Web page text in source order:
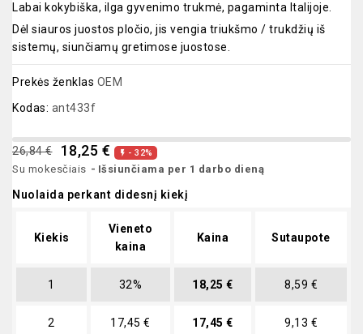
Labai kokybiška, ilga gyvenimo trukmė, pagaminta Italijoje.
Dėl siauros juostos pločio, jis vengia triukšmo / trukdžių iš
sistemų, siunčiamų gretimose juostose.
Prekės ženklas OEM
Kodas: ant433f
26,84 € 18,25 €  - 32%
Su mokesčiais Išsiunčiama per 1 darbo dieną
Nuolaida perkant didesnį kiekį
Kiekis
Vieneto
kaina
Kaina Sutaupote
1 32% 18,25 € 8,59 €
2 17,45 € 17,45 € 9,13 €